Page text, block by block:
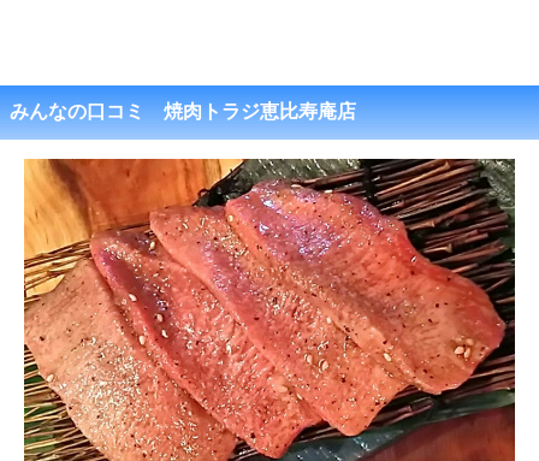
みんなの口コミ 焼肉トラジ恵比寿庵店